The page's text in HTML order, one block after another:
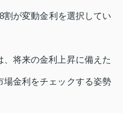
が変動金利を選択してい
将来の金利上昇に備えた
金利をチェックする姿勢